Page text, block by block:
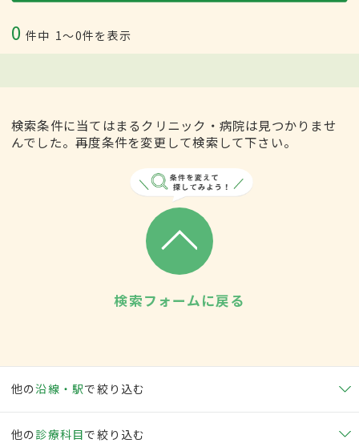
0 件中 1〜0件を表示
検索条件に当てはまるクリニック・病院は見つかりませ
んでした。再度条件を変更して検索して下さい。
検索フォームに戻る
他の沿線・駅で絞り込む
他の 診療科目で絞り込む